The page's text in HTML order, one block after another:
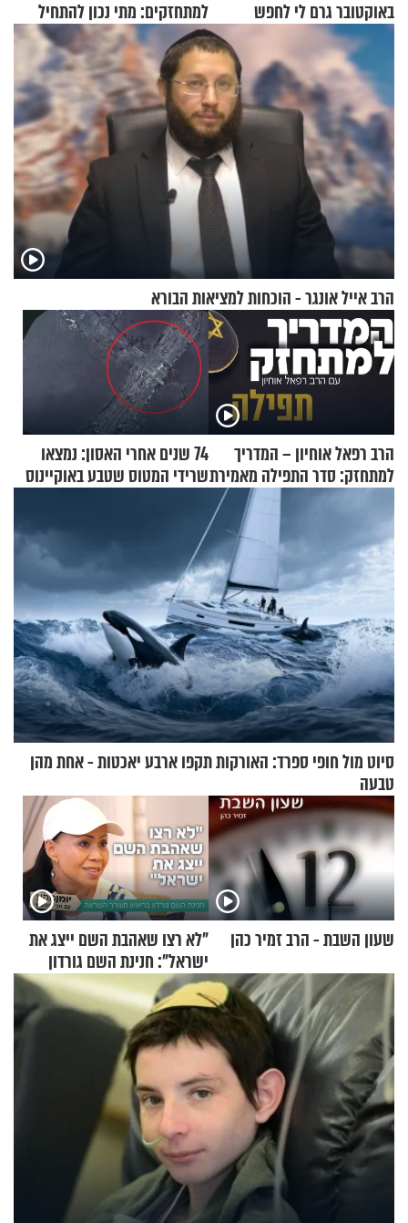
באוקטובר גרם לי לחפש
תשובות"
למתחזקים: מתי נכון להתחיל
עם לבישת הציצית?
הרב אייל אונגר - הוכחות למציאות הבורא
הרב רפאל אוחיון – המדריך
למתחזק: סדר התפילה מאמירת
הקורבנות ועד קריאת שמע
74 שנים אחרי האסון: נמצאו
שרידי המטוס שטבע באוקיינוס
סיוט מול חופי ספרד: האורקות תקפו ארבע יאכטות - אחת מהן
טבעה
שעון השבת - הרב זמיר כהן
"לא רצו שאהבת השם ייצג את
ישראל": חנינת השם גורדון
בריאיון מעורר השראה